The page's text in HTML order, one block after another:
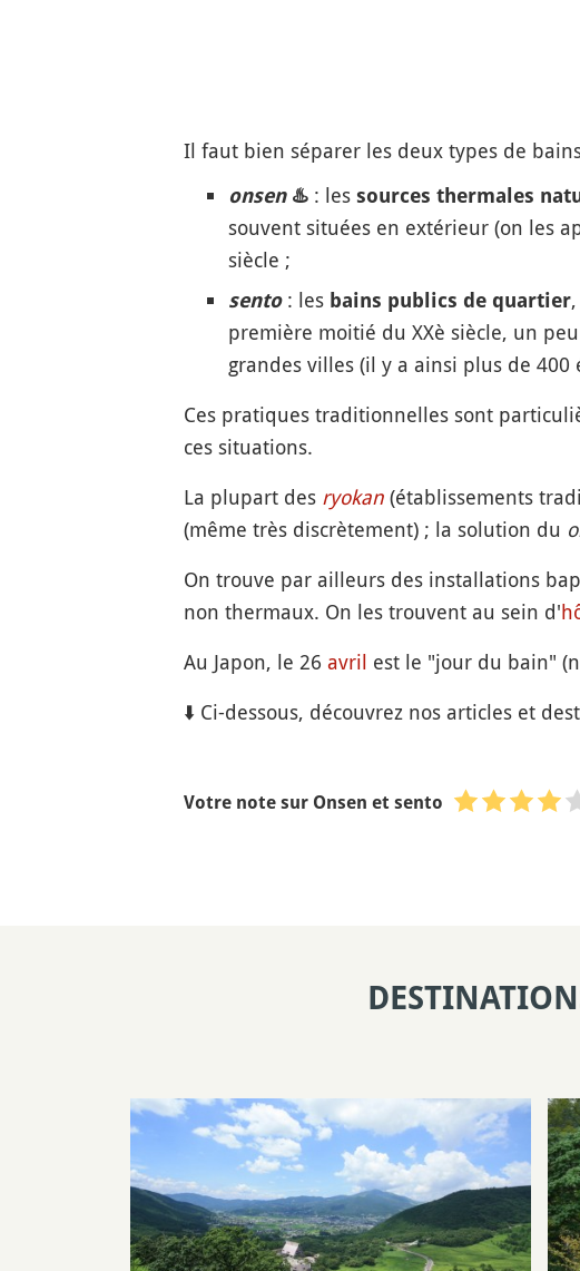
Il faut bien séparer les deux types de
onsen ♨️: les sources thermales
souvent situées en extérieur (on les
siècle ;
sento: les bains publics de quartier
première moitié du XXè siècle, un
grandes villes (il y a ainsi plus de 400
Ces pratiques traditionnelles sont
ces situations.
La plupart des ryokan(établissements
(même très discrètement) ; la solution du
On trouve par ailleurs des installations
non thermaux. On les trouvent au sein d'
Au Japon, le 26 avril est le "jour du bain"
⬇️ Ci-dessous, découvrez nos articles et
Votre note sur Onsen et sento